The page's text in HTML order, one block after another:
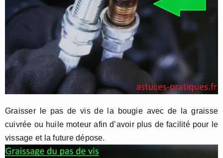
Graisser le pas de vis de la bougie avec de la graisse
cuivrée ou huile moteur afin d’avoir plus de facilité pour le
vissage et la future dépose.